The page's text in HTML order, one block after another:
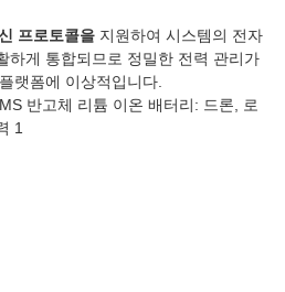
프로토콜을 지원하여 시스템의 전자
하게 통합되므로 정밀한 전력 관리가
랫폼에 이상적입니다.